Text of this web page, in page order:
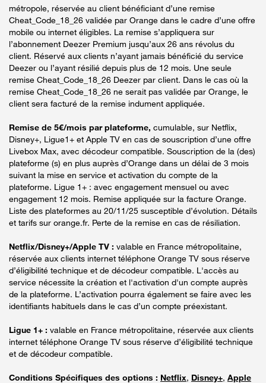
métropole, réservée au client bénéficiant d’une remise
Cheat_Code_18_26 validée par Orange dans le cadre d’une offre
mobile ou internet éligibles. La remise s’appliquera sur
l’abonnement Deezer Premium jusqu’aux 26 ans révolus du
client. Réservé aux clients n’ayant jamais bénéficié du service
Deezer ou l’ayant résilié depuis plus de 12 mois. Une seule
remise Cheat_Code_18_26 Deezer par client. Dans le cas où la
remise Cheat_Code_18_26 ne serait pas validée par Orange, le
client sera facturé de la remise indument appliquée.
Remise de 5€/mois par plateforme, cumulable, sur Netflix,
Disney+, Ligue1+ et Apple TV en cas de souscription d’une offre
Livebox Max, avec décodeur compatible. Souscription de la (des)
plateforme (s) en plus auprès d’Orange dans un délai de 3 mois
suivant la mise en service et activation du compte de la
plateforme. Ligue 1+ : avec engagement mensuel ou avec
engagement 12 mois. Remise appliquée sur la facture Orange.
Liste des plateformes au 20/11/25 susceptible d’évolution. Détails
et tarifs sur orange.fr. Perte de la remise en cas de résiliation.
Netflix/Disney+/Apple TV : valable en France métropolitaine,
réservée aux clients internet téléphone Orange TV sous réserve
d’éligibilité technique et de décodeur compatible. L'accès au
service nécessite la création et l'activation d'un compte auprès
de la plateforme. L’activation pourra également se faire avec les
identifiants habituels dans le cas d’un compte préexistant.
Ligue 1+ : valable en France métropolitaine, réservée aux clients
internet téléphone Orange TV sous réserve d’éligibilité technique
et de décodeur compatible.
Conditions Spécifiques des options : Netflix, Disney+, Apple